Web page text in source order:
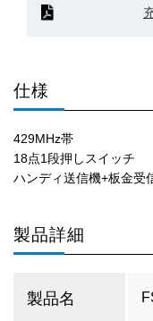
仕様
429MHz帯
18点1段押しスイッチ
ハンディ送信機+板金受
製品詳細
製品名